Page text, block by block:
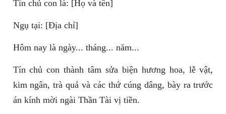
Tín chủ con là: [Họ và tên]
Ngụ tại: [Địa chỉ]
Hôm nay là ngày... tháng... năm...
Tín chủ con thành tâm sửa biện hương hoa, lễ vật,
kim ngân, trà quả và các thứ cúng dâng, bày ra trước
án kính mời ngài Thần Tài vị tiền.